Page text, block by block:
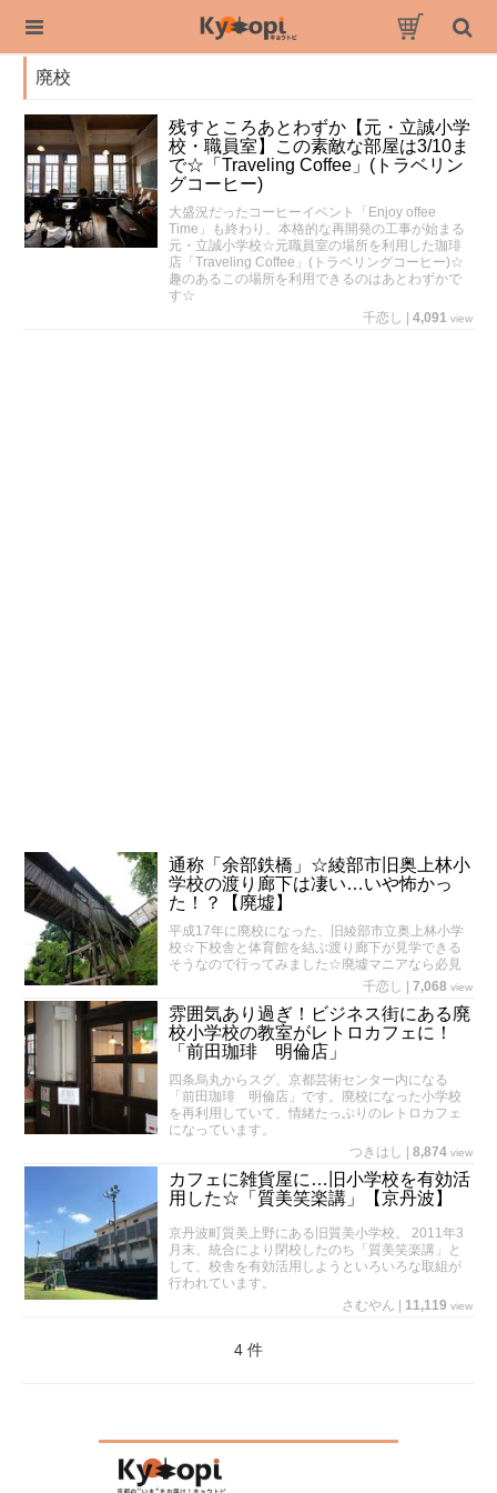
廃校
残すところあとわずか【元・立誠小学
校・職員室】この素敵な部屋は3/10ま
で☆「Traveling Coffee」(トラベリン
グコーヒー)
大盛況だったコーヒーイベント「Enjoy offee
Time」も終わり、本格的な再開発の工事が始まる
元・立誠小学校☆元職員室の場所を利用した珈琲
店「Traveling Coffee」(トラベリングコーヒー)☆
趣のあるこの場所を利用できるのはあとわずかで
す☆
千恋し
4,091 view
通称「余部鉄橋」☆綾部市旧奥上林小
学校の渡り廊下は凄い…いや怖かっ
た！？【廃墟】
平成17年に廃校になった、旧綾部市立奥上林小学
校☆下校舎と体育館を結ぶ渡り廊下が見学できる
そうなので行ってみました☆廃墟マニアなら必見
千恋し
7,068 view
雰囲気あり過ぎ！ビジネス街にある廃
校小学校の教室がレトロカフェに！
「前田珈琲 明倫店」
四条烏丸からスグ、京都芸術センター内になる
「前田珈琲 明倫店」です。廃校になった小学校
を再利用していて、情緒たっぷりのレトロカフェ
になっています。
つきはし
8,874 view
カフェに雑貨屋に…旧小学校を有効活
用した☆「質美笑楽講」【京丹波】
京丹波町質美上野にある旧質美小学校。 2011年3
月末、統合により閉校したのち「質美笑楽講」と
して、校舎を有効活用しようといろいろな取組が
行われています。
さむやん
11,119 view
4 件